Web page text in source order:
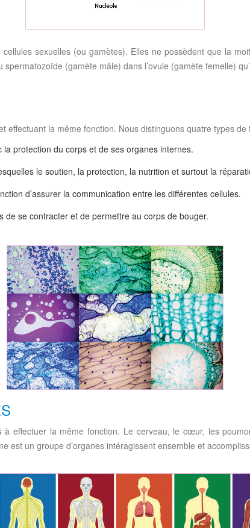
sexuelles (ou gamètes). Elles ne possèdent que la
(gamète mâle) dans l’ovule (gamète femelle)
effectuant la même fonction. Nous distinguons quatre types de
protection du corps et de ses organes internes.
le soutien, la protection, la nutrition et surtout la
d’assurer la communication entre les différentes cellules.
de se contracter et de permettre au corps de bouger.
effectuer la même fonction. Le cerveau, le cœur, les
est un groupe d’organes intéragissent ensemble et